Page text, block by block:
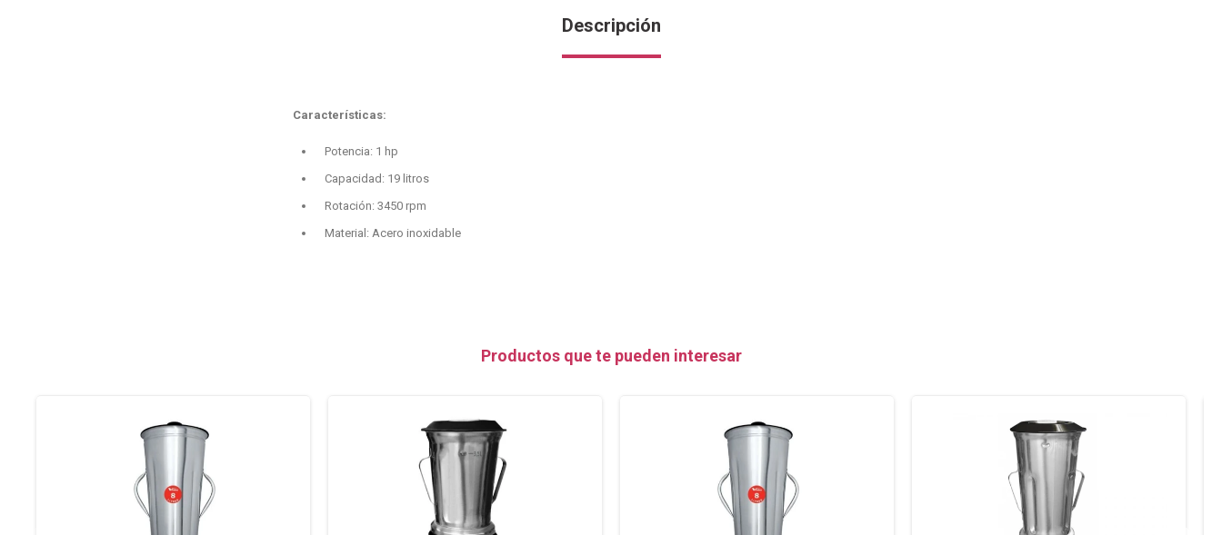
Descripción
Características:
Potencia: 1 hp
Capacidad: 19 litros
Rotación: 3450 rpm
Material: Acero inoxidable
Productos que te pueden interesar